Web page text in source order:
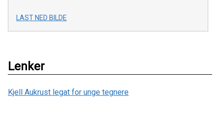
LAST NED BILDE
Lenker
Kjell Aukrust legat for unge tegnere